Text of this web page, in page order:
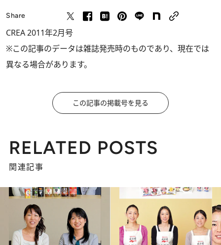
Share
CREA 2011年2月号
※この記事のデータは雑誌発売時のものであり、現在では
異なる場合があります。
この記事の掲載号を見る
RELATED POSTS
関連記事